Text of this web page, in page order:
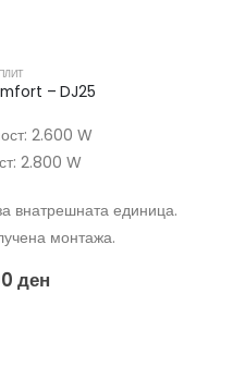
– DJ25
2.600 W
2.800 W
внатрешната единица.
монтажа.
ден